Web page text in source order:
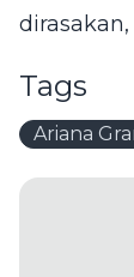
Tags
Ariana